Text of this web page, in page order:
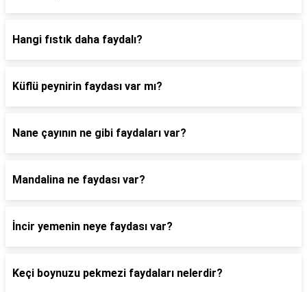
Hangi fıstık daha faydalı?
Küflü peynirin faydası var mı?
Nane çayının ne gibi faydaları var?
Mandalina ne faydası var?
İncir yemenin neye faydası var?
Keçi boynuzu pekmezi faydaları nelerdir?